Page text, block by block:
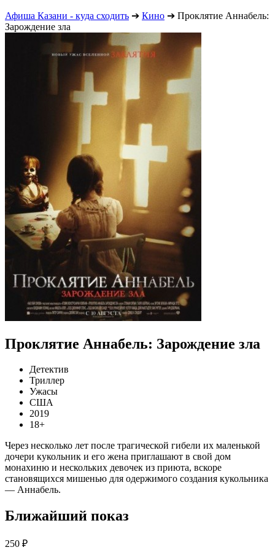
Афиша Казани - куда сходить ➔ Кино ➔ Проклятие Аннабель:
Зарождение зла
Проклятие Аннабель: Зарождение зла
Детектив
Триллер
Ужасы
США
2019
18+
Через несколько лет после трагической гибели их маленькой
дочери кукольник и его жена приглашают в свой дом
монахиню и нескольких девочек из приюта, вскоре
становящихся мишенью для одержимого создания кукольника
— Аннабель.
Ближайший показ
250 ₽